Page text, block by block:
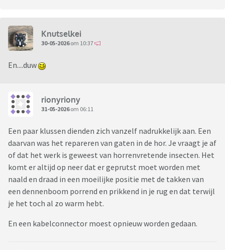
Knutselkei
30-05-2026om 10:37
En....duw
rionyriony
31-05-2026om 06:11
Een paar klussen dienden zich vanzelf nadrukkelijk aan. Een
daarvan was het repareren van gaten in de hor. Je vraagt je af
of dat het werk is geweest van horrenvretende insecten. Het
komt er altijd op neer dat er geprutst moet worden met
naald en draad in een moeilijke positie met de takken van
een dennenboom porrend en prikkend in je rug en dat terwijl
je het toch al zo warm hebt.
En een kabelconnector moest opnieuw worden gedaan.